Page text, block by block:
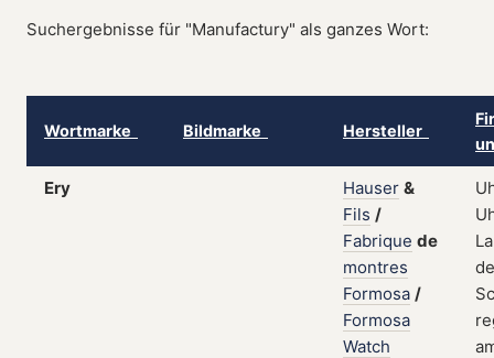
Suchergebnisse für "Manufactury" als ganzes Wort:
Wortmarke Bildmarke Hersteller
Ery Hauser &
Fils /
Fabrique de
montres
Formosa /
Formosa
Watch